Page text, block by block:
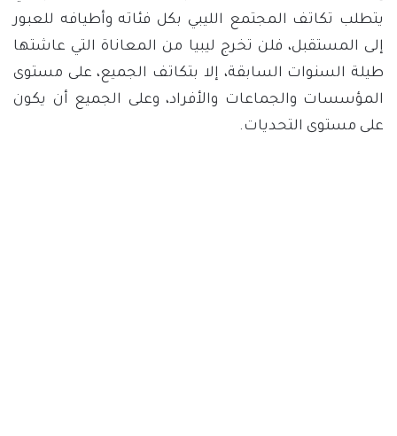
يتطلب تكاتف المجتمع الليبي بكل فئاته وأطيافه للعبور
إلى المستقبل، فلن تخرج ليبيا من المعاناة التي عاشتها
طيلة السنوات السابقة، إلا بتكاتف الجميع، على مستوى
المؤسسات والجماعات والأفراد، وعلى الجميع أن يكون
على مستوى التحديات.